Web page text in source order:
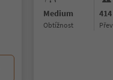
Medium
Obtížnost